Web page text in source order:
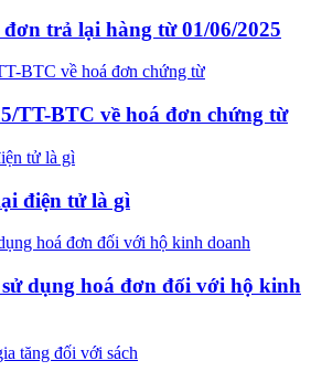
trả lại hàng từ 01/06/2025
TT-BTC về hoá đơn chứng từ
điện tử là gì
dụng hoá đơn đối với hộ kinh